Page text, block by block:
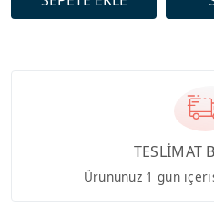
TESLİMAT
Ürününüz 1 gün